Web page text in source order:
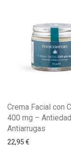
Crema Facial con
400 mg –
Antiarrugas
22,95 €